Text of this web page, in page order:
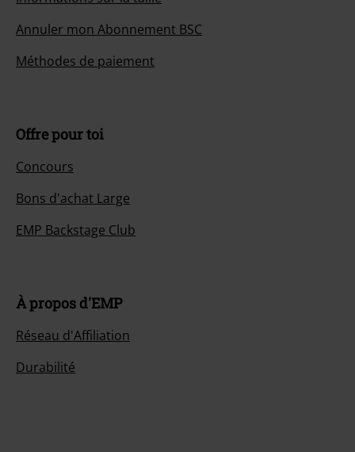
Annuler mon Abonnement BSC
Méthodes de paiement
Offre pour toi
Concours
Bons d'achat Large
EMP Backstage Club
À propos d'EMP
Réseau d'Affiliation
Durabilité